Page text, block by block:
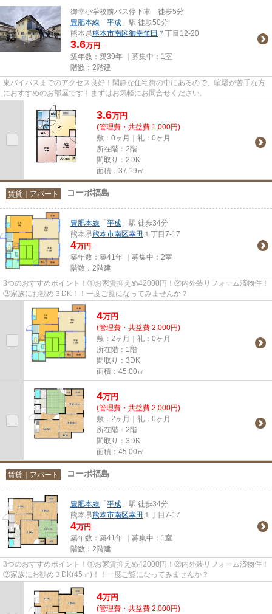
御幸小学校前バス停下車 徒歩5分
豊肥本線 「 平成 」駅 徒歩50分
熊本県熊本市南区御幸笛田 ７丁目12-20
3.6万円
築年数：築39年 ｜募集中： 1室
階数：2階建
東バイパスまでのアクセス良好！閑静な住宅街の中にあるので、喧騒が苦手な方
におすすめのお部屋です！まずはお気軽にお問合せください。
3.6万円
(管理費・共益費 1,000円)
敷：0ヶ月｜礼：0ヶ月
所在階：2階
間取り：2DK
面積：37.19㎡
賃貸｜アパート コーポ福島
豊肥本線 「 平成 」駅 徒歩34分
熊本県熊本市南区幸田 １丁目7-17
4万円
築年数：築41年 ｜募集中： 2室
階数：2階建
3つのおすすめポイント！①お家賃抑えめ42000円！②内外装リフォーム済物件！
③家族にお勧め３DK！！一度ご覧になってみませんか？
4万円
(管理費・共益費 2,000円)
敷：2ヶ月｜礼：0ヶ月
所在階：1階
間取り：3DK
面積：45.00㎡
4万円
(管理費・共益費 2,000円)
敷：2ヶ月｜礼：0ヶ月
所在階：2階
間取り：3DK
面積：45.00㎡
賃貸｜アパート コーポ福島
豊肥本線 「 平成 」駅 徒歩34分
熊本県熊本市南区幸田 １丁目7-17
4万円
築年数：築41年 ｜募集中： 1室
階数：2階建
3つのおすすめポイント！①お家賃抑えめ42000円！②内外装リフォーム済物件！
③家族にお勧め３DK(45㎡)！！一度ご覧になってみませんか？
4万円
(管理費・共益費 2,000円)